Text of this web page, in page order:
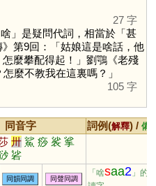
27 字
啥 」是疑問代詞，相當於「甚
第9回：「姑娘這是啥話，他
麼攀配得起！」劉鶚《老殘
麼不教我在這裏嗎？」
105 字
同音字 詞例(解釋) / 備
卅 鯊 痧 裟 挲
硰
同韻同調 同聲同調
「啥saa2 」的